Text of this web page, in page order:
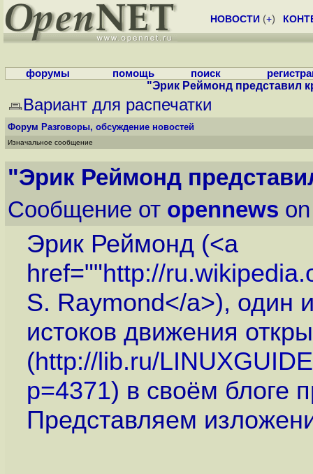
НОВОСТИ (+)
форумы помощь поиск
"Эрик Реймонд представил
Вариант для распечатки
Форум Разговоры, обсуждение новостей
Изначальное сообщение
"Эрик Реймонд
Сообщение от opennews
Эрик Реймонд (<a
href=""http://
S. Raymond</a>), один
истоков движения
(http://lib.ru/
p=4371) в своём блоге
Представляем